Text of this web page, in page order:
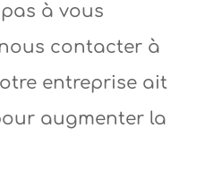
à vous
contacter à
entreprise ait
augmenter la